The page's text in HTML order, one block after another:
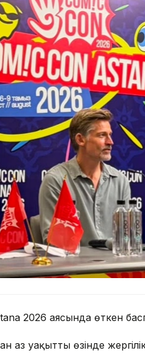
2026 аясында өткен
аз уақыттың өзінде